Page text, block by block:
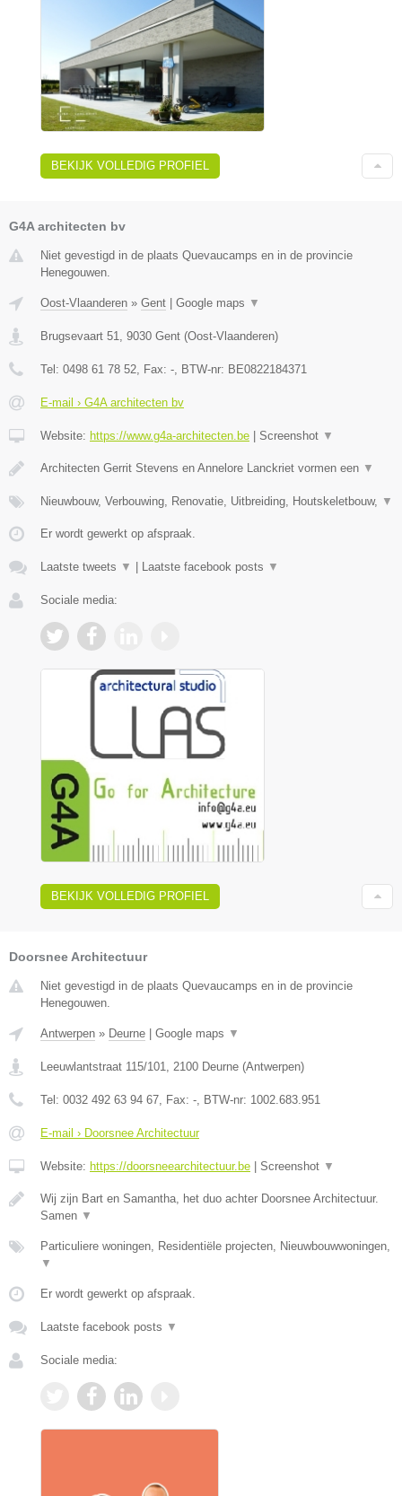
BEKIJK VOLLEDIG PROFIEL
G4A architecten bv
Niet gevestigd in de plaats Quevaucamps en in de provincie
Henegouwen.
Oost-Vlaanderen » Gent Google maps ▼
Brugsevaart 51 9030 Gent (Oost-Vlaanderen)
Tel: 0498 61 78 52 , Fax: - , BTW-nr: BE0822184371
E-mail › G4A architecten bv
Website: https://www.g4a-architecten.be Screenshot ▼
Architecten Gerrit Stevens en Annelore Lanckriet vormen een ▼
Nieuwbouw, Verbouwing, Renovatie, Uitbreiding, Houtskeletbouw, ▼
Er wordt gewerkt op afspraak.
Laatste tweets ▼ Laatste facebook posts ▼
Sociale media:
BEKIJK VOLLEDIG PROFIEL
Doorsnee Architectuur
Niet gevestigd in de plaats Quevaucamps en in de provincie
Henegouwen.
Antwerpen » Deurne Google maps ▼
Leeuwlantstraat 115/101, 2100 Deurne (Antwerpen)
Tel: 0032 492 63 94 67, Fax: -, BTW-nr: 1002.683.951
E-mail › Doorsnee Architectuur
Website: https://doorsneearchitectuur.be Screenshot ▼
Wij zijn Bart en Samantha, het duo achter Doorsnee Architectuur.
Samen ▼
Particuliere woningen, Residentiële projecten, Nieuwbouwwoningen,
▼
Er wordt gewerkt op afspraak.
Laatste facebook posts ▼
Sociale media: